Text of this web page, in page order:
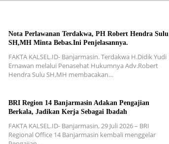
Nota Perlawanan Terdakwa, PH Robert Hendra Sulu
SH,MH Minta Bebas.Ini Penjelasannya.
FAKTA KALSEL.ID- Banjarmasin. Terdakwa H.Didik Yudi
Ernawan melalui Penasehat Hukumnya Adv.Robert
Hendra Sulu SH,MH membacakan…
BRI Region 14 Banjarmasin Adakan Pengajian
Berkala, Jadikan Kerja Sebagai Ibadah
FAKTA KALSEL.ID- Banjarmasin, 29 Juli 2026 – BRI
Regional Office 14 Banjarmasin kembali menggelar